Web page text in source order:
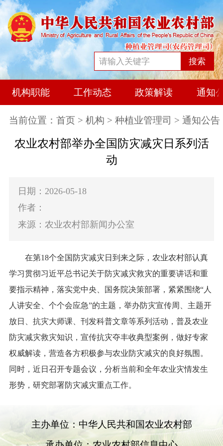
搜索
机构职能 工作动态 政策解读 通知
当前位置： 首页 > 机构 > 种植业管理司 > 通知公告
农业农村部举办全国防灾减灾日系列活
动
日期：2026-05-18
作者：
来源：农业农村部新闻办公室
在第18个全国防灾减灾日到来之际，农业农村部认真
学习贯彻习近平总书记关于防灾减灾救灾的重要讲话和重
要指示精神，落实党中央、国务院决策部署，紧紧围绕“人
人讲安全、个个会应急”的主题，举办防灾宣传周、主题开
放日、抗灾大师课、刊发科普文章等系列活动，普及农业
防灾减灾救灾知识，宣传抗灾夺丰收典型案例，做好专家
权威解读，营造各方积极参与农业防灾减灾的良好氛围。
同时，近日召开专题会议，分析当前和全年农业灾情发生
形势，研究部署防灾减灾重点工作。
主办单位：中华人民共和国农业农村部